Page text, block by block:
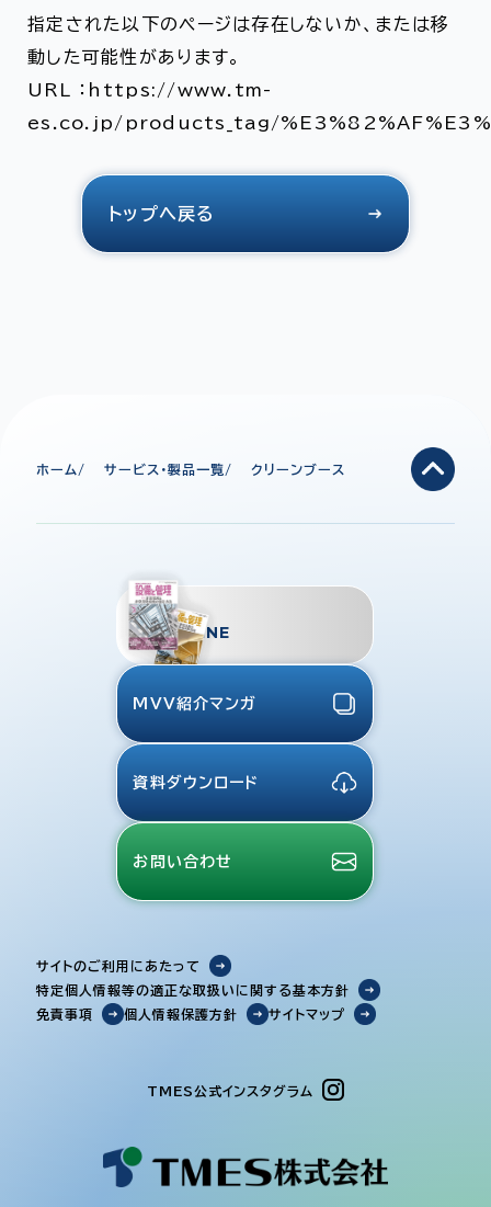
指定された以下のページは存在しないか、または移
動した可能性があります。
URL ：https://www.tm-
es.co.jp/products_tag/
トップへ戻る
ホーム サービス・製品一覧 クリーンブース
TMES
MAGAZINE
MVV紹介マンガ
資料ダウンロード
お問い合わせ
サイトのご利用にあたって
特定個人情報等の適正な取扱いに関する基本方針
免責事項
個人情報保護方針 サイトマップ
TMES公式インスタグラム